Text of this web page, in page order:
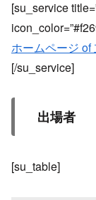
[su_service
ホームページ of
[/su_service]
出場者
[su_table]